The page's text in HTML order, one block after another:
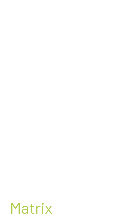
Matrix